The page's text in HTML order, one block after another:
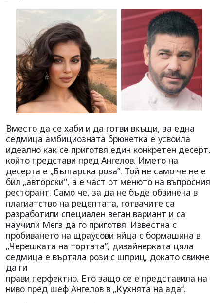
Вместо да се хаби и да готви вкъщи, за една
седмица амбициозната брюнетка е усвоила
идеално как се приготвя един конкретен десерт,
който представи пред Ангелов. Името на
десерта е „Българска роза”. Той не само че не е
бил „авторски", а е част от менюто на въпросния
ресторант. Само че, за да не бъде обвинена в
плагиатство на рецептата, готвачите са
разработили специален веган вариант и са
научили Мегз да го приготвя. Известна с
пробиването на щраусови яйца с бормашина в
„Черешката на тортата”, дизайнерката цяла
седмица е въртяла рози с шприц, докато свикне
да ги
прави перфектно. Ето защо се е представила на
ниво пред шеф Ангелов в „Кухнята на ада“.